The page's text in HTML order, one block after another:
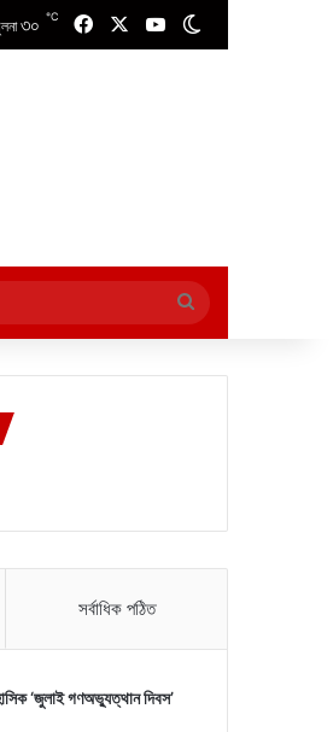
৩০ ℃ FacebookYouTube
এখানে
খুঁজুন
সর্বাধিক পঠিত
‘জুলাই গণঅভ্যুত্থান দিবস’